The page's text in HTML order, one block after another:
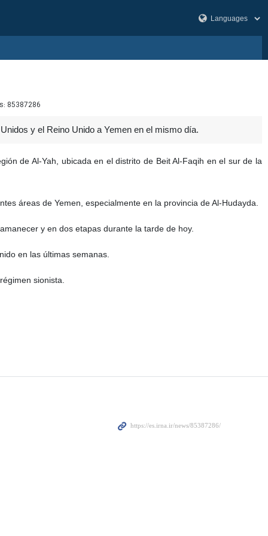
85387286
y el Reino Unido a Yemen en el mismo día.
de Al-Yah, ubicada en el distrito de Beit Al-Faqih en el sur de la
áreas de Yemen, especialmente en la provincia de Al-Hudayda.
y en dos etapas durante la tarde de hoy.
en las últimas semanas.
sionista.